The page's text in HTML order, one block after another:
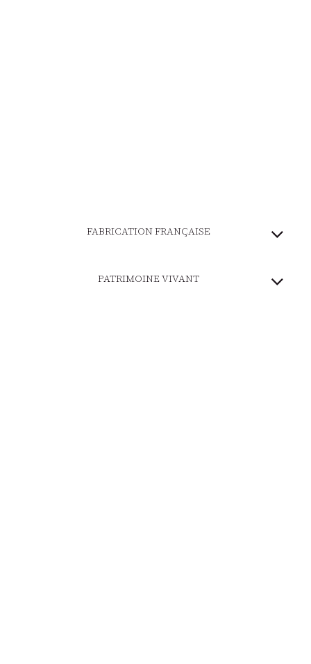
FABRICATION FRANÇAISE
PATRIMOINE VIVANT